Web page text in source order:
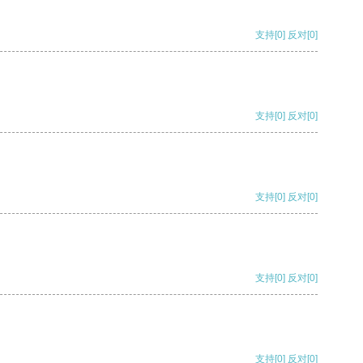
支持[0] 反对[0]
支持[0] 反对[0]
支持[0] 反对[0]
支持[0] 反对[0]
支持[0] 反对[0]